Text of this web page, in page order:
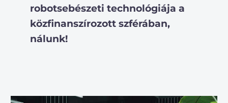
robotsebészeti technológiája a
közfinanszírozott szférában,
nálunk!